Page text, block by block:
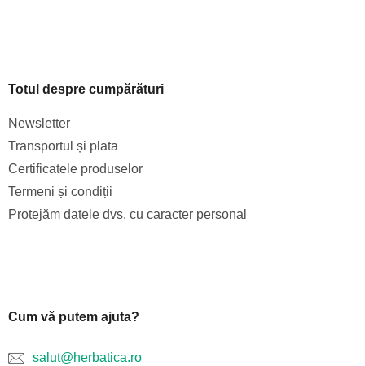
Totul despre cumpărături
Newsletter
Transportul și plata
Certificatele produselor
Termeni și condiții
Protejăm datele dvs. cu caracter personal
Cum vă putem ajuta?
salut@herbatica.ro